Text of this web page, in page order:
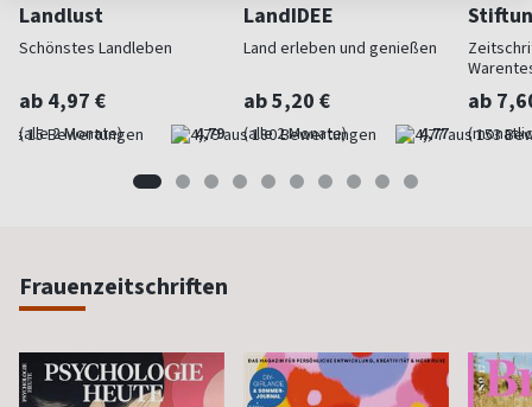
Landlust
Schönstes Landleben
ab 4,97 €
(alle 2 Monate) 4,79
LandIDEE
Land erleben und genießen
ab 5,20 €
(alle 2 Monate) 4,77
ab
Frauenzeitschriften